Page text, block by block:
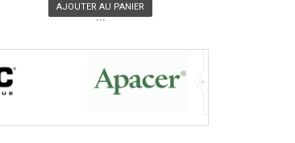
AJOUTER AU PANIER
```